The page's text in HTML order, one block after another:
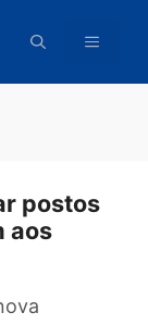
postos
aos